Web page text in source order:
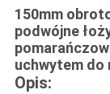
150mm
podwójne
uchwytem do
Opis: